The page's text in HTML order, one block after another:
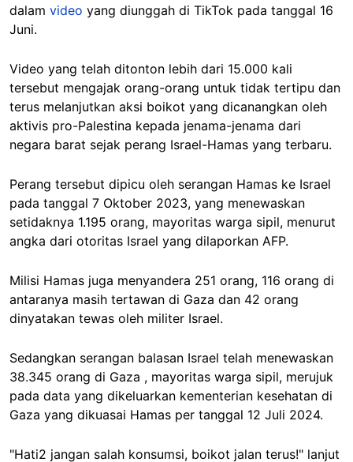
dalam video yang diunggah di TikTok pada tanggal 16
Juni.
Video yang telah ditonton lebih dari 15.000 kali
tersebut mengajak orang-orang untuk tidak tertipu dan
terus melanjutkan aksi boikot yang dicanangkan oleh
aktivis pro-Palestina kepada jenama-jenama dari
negara barat sejak perang Israel-Hamas yang terbaru.
Perang tersebut dipicu oleh serangan Hamas ke Israel
pada tanggal 7 Oktober 2023, yang menewaskan
setidaknya 1.195 orang, mayoritas warga sipil, menurut
angka dari otoritas Israel yang dilaporkan AFP.
Milisi Hamas juga menyandera 251 orang, 116 orang di
antaranya masih tertawan di Gaza dan 42 orang
dinyatakan tewas oleh militer Israel.
Sedangkan serangan balasan Israel telah menewaskan
38.345 orang di Gaza , mayoritas warga sipil, merujuk
pada data yang dikeluarkan kementerian kesehatan di
Gaza yang dikuasai Hamas per tanggal 12 Juli 2024.
"Hati2 jangan salah konsumsi, boikot jalan terus!" lanjut